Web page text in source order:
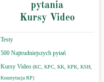
pytania
Kursy Video
Testy
500 Najtrudniejszych pytań
Kursy Video (KC, KPC, KK, KPK, KSH,
Konstytucja RP)